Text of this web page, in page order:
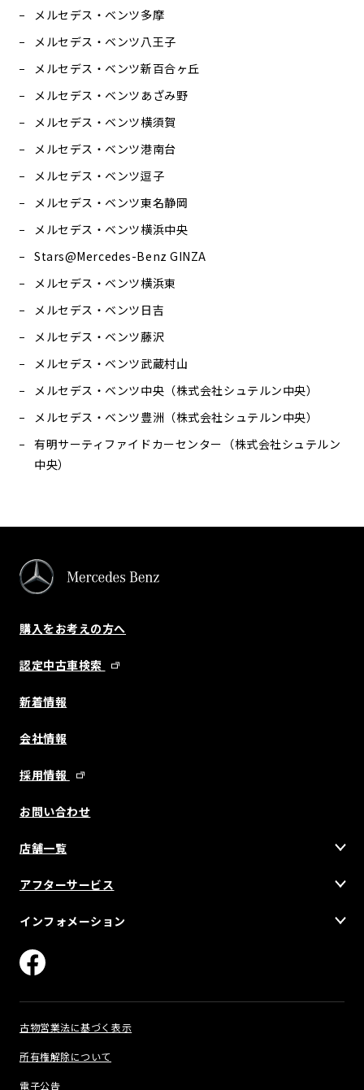
メルセデス・ベンツ多摩
メルセデス・ベンツ八王子
メルセデス・ベンツ新百合ヶ丘
メルセデス・ベンツあざみ野
メルセデス・ベンツ横須賀
メルセデス・ベンツ港南台
メルセデス・ベンツ逗子
メルセデス・ベンツ東名静岡
メルセデス・ベンツ横浜中央
Stars@Mercedes-Benz GINZA
メルセデス・ベンツ横浜東
メルセデス・ベンツ日吉
メルセデス・ベンツ藤沢
メルセデス・ベンツ武蔵村山
メルセデス・ベンツ中央（株式会社シュテルン中央）
メルセデス・ベンツ豊洲（株式会社シュテルン中央）
有明サーティファイドカーセンター（株式会社シュテルン
中央）
購入をお考えの方へ
認定中古車検索
新着情報
会社情報
採用情報
お問い合わせ
店舗一覧
アフターサービス
インフォメーション
古物営業法に基づく表示
所有権解除について
電子公告